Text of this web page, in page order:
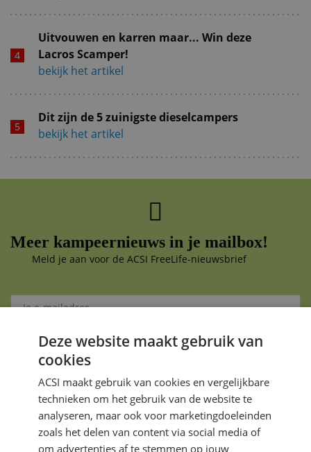
Uitvouwen en karren maar... Win deze
Lacros Scamper!
bekijk het artikel
Dit zijn de 5 zuinigste dieselcampers
bekijk het artikel
Meer kampeernieuws in je mailbox!
Meld je aan voor de ACSI FreeLife-nieuwsbrief
Aanmelden
Je gegevens zijn veilig en worden niet gedeeld met anderen
Deze website maakt gebruik van
cookies
ACSI maakt gebruik van cookies en vergelijkbare
technieken om het gebruik van de website te
analyseren, maar ook voor marketingdoeleinden
zoals het delen van content via social media of
om advertenties af te stemmen op jouw